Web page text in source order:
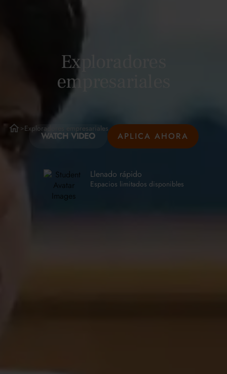
Exploradores
empresariales
WATCH VIDEO APLICA AHORA
Llenado rápido
Espacios limitados disponibles
>Exploradores empresariales